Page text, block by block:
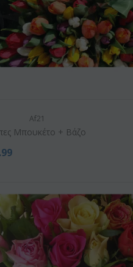
Af21
Μπουκέτο + Βάζο